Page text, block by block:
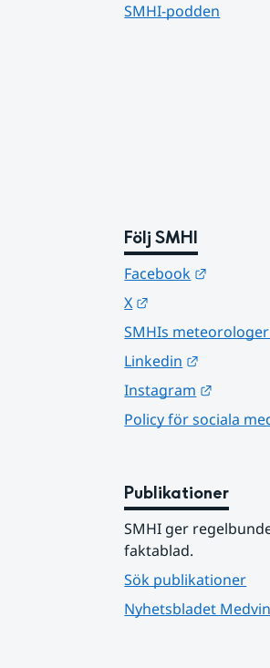
SMHI-podden
Följ SMHI
Facebook
X
SMHIs meteorologer
Linkedin
Instagram
Policy för sociala
Publikationer
SMHI ger
faktablad.
Sök publikationer
Nyhetsbladet